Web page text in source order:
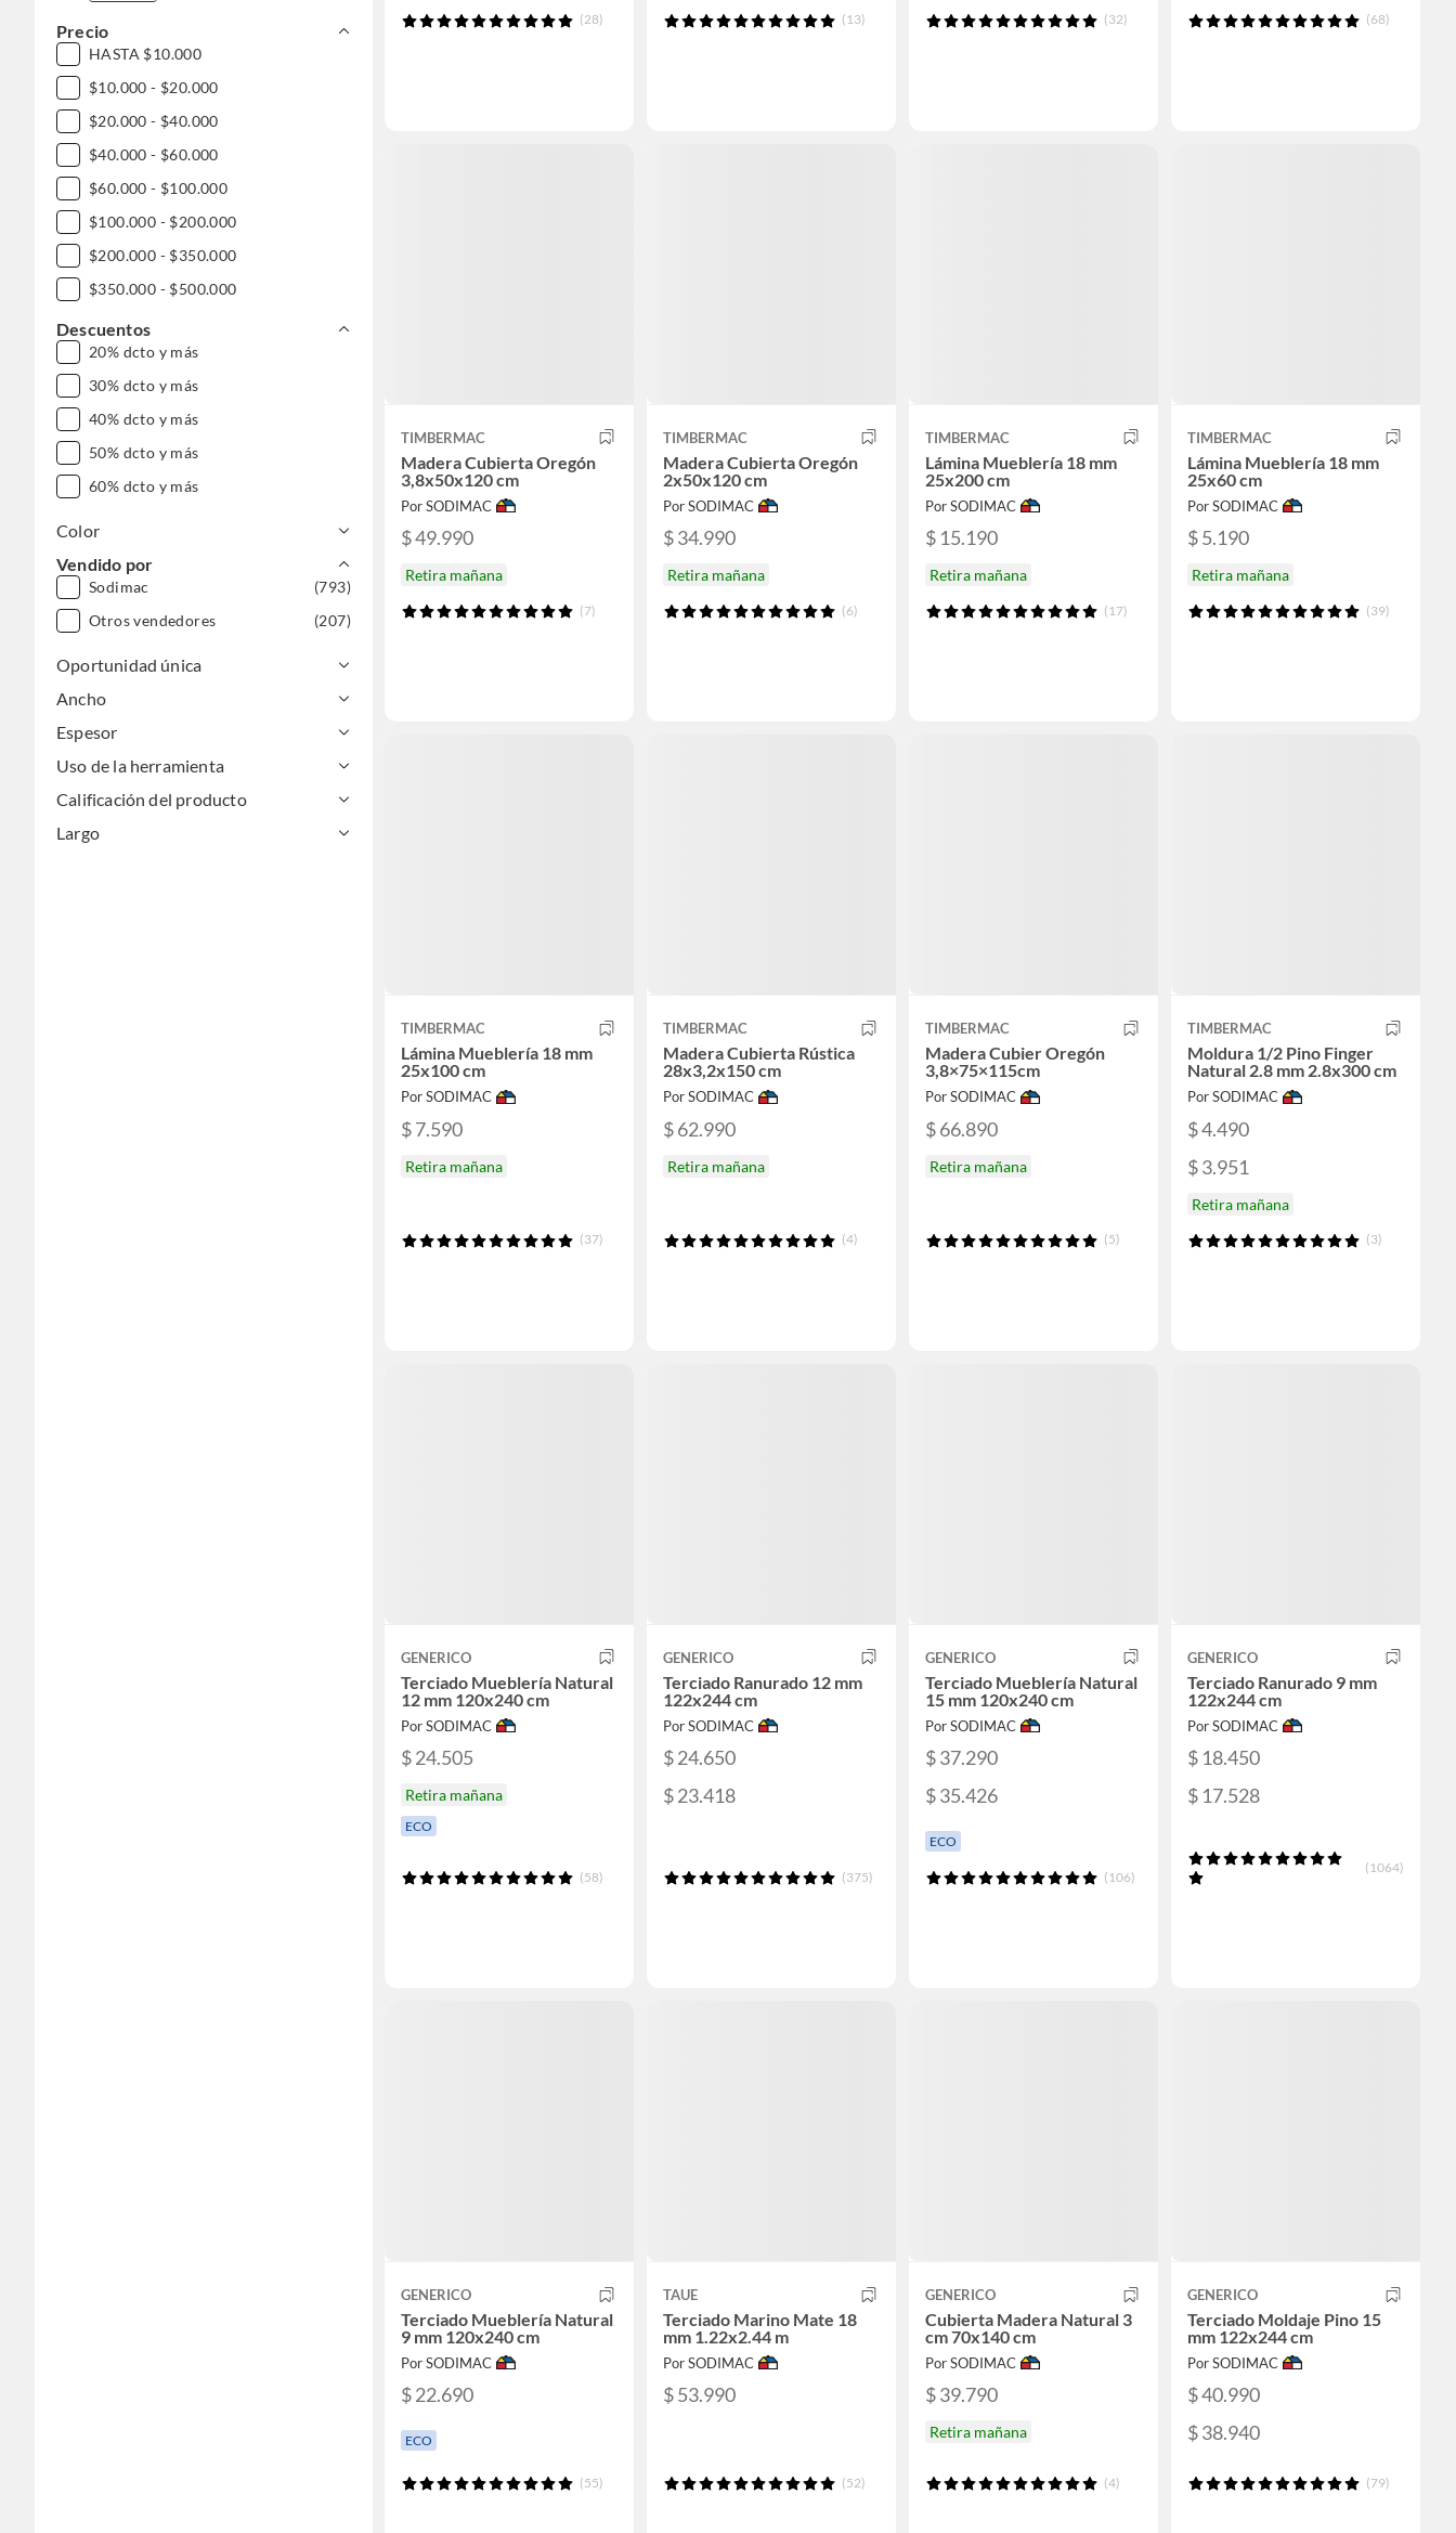
Precio
HASTA $10.000
$10.000 - $20.000
$20.000 - $40.000
$40.000 - $60.000
$60.000 - $100.000
$100.000 - $200.000
$200.000 - $350.000
$350.000 - $500.000
$500.000 - $1.000.000
DESDE $1.000.000
Descuentos
20% dcto y más
30% dcto y más
40% dcto y más
50% dcto y más
60% dcto y más
Color
Vendido por
Sodimac
(793)
Otros vendedores
(207)
Oportunidad única
Ancho
Espesor
Uso de la herramienta
Calificación del producto
Largo
(28) (13) (32) (68)
TIMBERMAC
Madera Cubierta Oregón
3,8x50x120 cm
Por SODIMAC
$ 49.990
Retira mañana
(7)
TIMBERMAC
Madera Cubierta Oregón
2x50x120 cm
Por SODIMAC
$ 34.990
Retira mañana
(6)
TIMBERMAC
Lámina Mueblería 18 mm
25x200 cm
Por SODIMAC
$ 15.190
Retira mañana
(17)
TIMBERMAC
Lámina Mueblería 18 mm
25x60 cm
Por SODIMAC
$ 5.190
Retira mañana
(39)
TIMBERMAC
Lámina Mueblería 18 mm
25x100 cm
Por SODIMAC
$ 7.590
Retira mañana
(37)
TIMBERMAC
Madera Cubierta Rústica
28x3,2x150 cm
Por SODIMAC
$ 62.990
Retira mañana
(4)
TIMBERMAC
Madera Cubier Oregón
3,8×75×115cm
Por SODIMAC
$ 66.890
Retira mañana
(5)
TIMBERMAC
Moldura 1/2 Pino Finger
Natural 2.8 mm 2.8x300 cm
Por SODIMAC
$ 4.490
$ 3.951
Retira mañana
(3)
GENERICO
Terciado Mueblería Natural
12 mm 120x240 cm
Por SODIMAC
$ 24.505
Retira mañana
ECO
(58)
GENERICO
Terciado Ranurado 12 mm
122x244 cm
Por SODIMAC
$ 24.650
$ 23.418
(375)
GENERICO
Terciado Mueblería Natural
15 mm 120x240 cm
Por SODIMAC
$ 37.290
$ 35.426
ECO
(106)
GENERICO
Terciado Ranurado 9 mm
122x244 cm
Por SODIMAC
$ 18.450
$ 17.528
(1064)
GENERICO
Terciado Mueblería Natural
9 mm 120x240 cm
Por SODIMAC
$ 22.690
ECO
(55)
TAUE
Terciado Marino Mate 18
mm 1.22x2.44 m
Por SODIMAC
$ 53.990
(52)
GENERICO
Cubierta Madera Natural 3
cm 70x140 cm
Por SODIMAC
$ 39.790
Retira mañana
(4)
GENERICO
Terciado Moldaje Pino 15
mm 122x244 cm
Por SODIMAC
$ 40.990
$ 38.940
(79)